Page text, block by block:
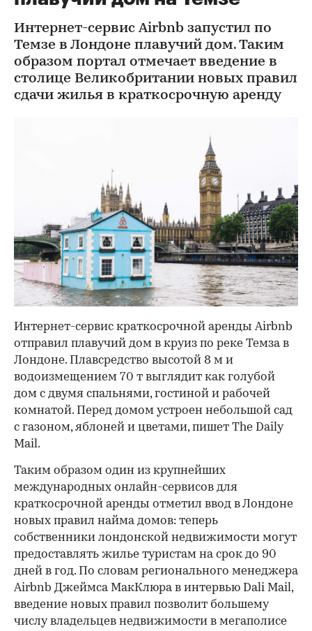
Интернет-сервис Airbnb запустил по
Темзе в Лондоне плавучий дом. Таким
образом портал отмечает введение в
столице Великобритании новых правил
сдачи жилья в краткосрочную аренду
Интернет-сервис краткосрочной аренды Airbnb
отправил плавучий дом в круиз по реке Темза в
Лондоне. Плавсредство высотой 8 м и
водоизмещением 70 т выглядит как голубой
дом с двумя спальнями, гостиной и рабочей
комнатой. Перед домом устроен небольшой сад
с газоном, яблоней и цветами, пишет The Daily
Mail.
Таким образом один из крупнейших
международных онлайн-сервисов для
краткосрочной аренды отметил ввод в Лондоне
новых правил найма домов: теперь
собственники лондонской недвижимости могут
предоставлять жилье туристам на срок до 90
дней в год. По словам регионального менеджера
Airbnb Джеймса МакКлюра в интервью Dali Mail,
введение новых правил позволит большему
числу владельцев недвижимости в мегаполисе